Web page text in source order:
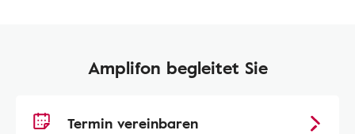
Amplifon begleitet Sie
Termin vereinbaren